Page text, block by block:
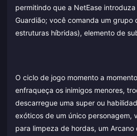
permitindo que a NetEase
Guardião; você comanda um
estruturas híbridas), elemento de
O ciclo de jogo momento a
enfraqueça os inimigos menores,
descarregue uma super ou
exóticos de um único personagem,
para limpeza de hordas, um